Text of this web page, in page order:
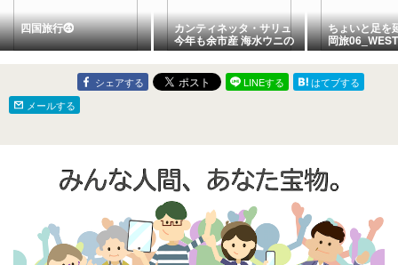
四国旅行⓸ カンティネッタ・サリュ
今年も余市産 海水ウニの
冷製パスタ
ちょいと足を
岡旅
BREWING直
twelve 〜 し
シェアする LINEする
はてブする
メールする